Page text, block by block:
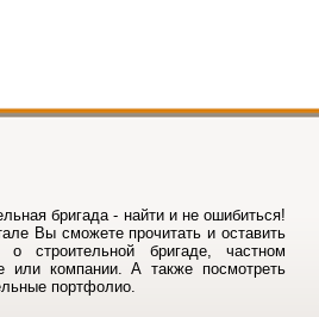
бригада - найти и не ошибиться!
Вы сможете прочитать и оставить
о строительной бригаде, частном
или компании. А также посмотреть
портфолио.